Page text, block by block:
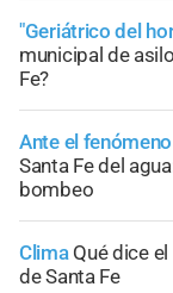
"Geriátrico del
municipal de
Fe?
Ante el
Santa Fe del
bombeo
Clima Qué dice
de Santa Fe